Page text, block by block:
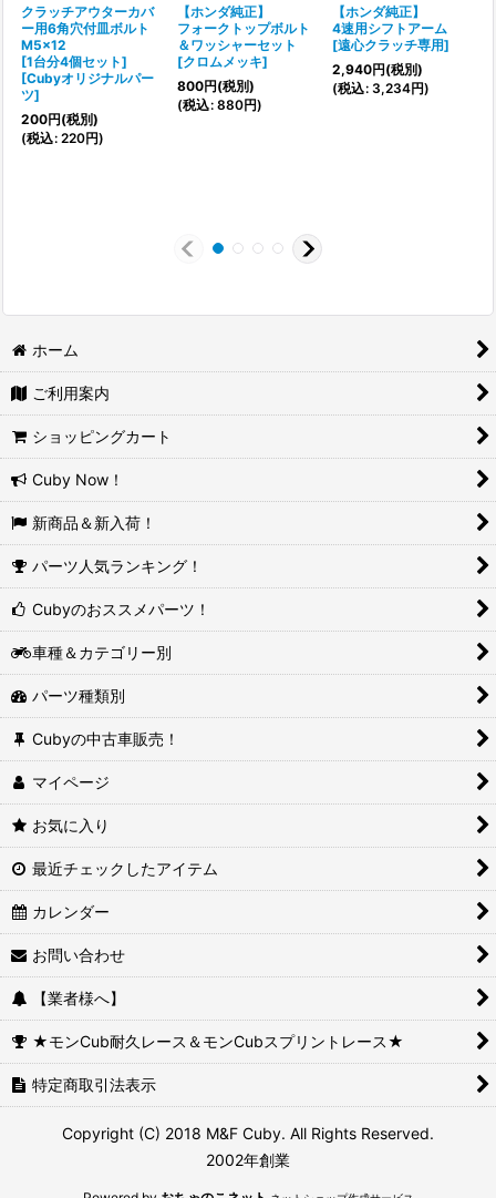
クラッチアウターカバ
ー用6角穴付皿ボルト
M5x12
[1台分4個セット]
[Cubyオリジナルパー
ツ]
200円(税別)
(税込: 220円)
【ホンダ純正】
フォークトップボルト
＆ワッシャーセット
[クロムメッキ]
800円(税別)
(税込: 880円)
【ホンダ純正】
4速用シフトアーム
[遠心クラッチ専用]
2,940円(税別)
(税込: 3,234円)
ホーム
ご利用案内
ショッピングカート
Cuby Now！
新商品＆新入荷！
パーツ人気ランキング！
Cubyのおススメパーツ！
車種＆カテゴリー別
パーツ種類別
Cubyの中古車販売！
マイページ
お気に入り
最近チェックしたアイテム
カレンダー
お問い合わせ
【業者様へ】
★モンCub耐久レース＆モンCubスプリントレース★
特定商取引法表示
Copyright (C) 2018 M&F Cuby. All Rights Reserved.
2002年創業